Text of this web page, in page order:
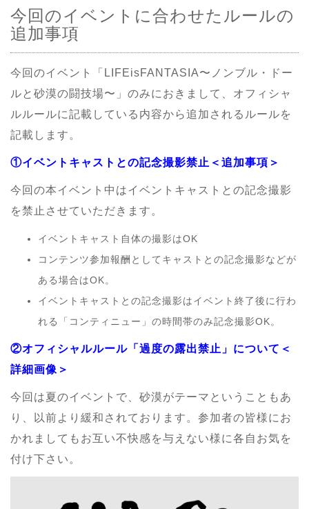
今回のイベントに合わせたルールの
追加事項
今回のイベント「LIFEisFANTASIA〜ノンブル・ドー
ルと砂漠の闘技場〜」のみにおきまして、オフィシャ
ルルールに記載している内容から追加されるルールを
記載します。
①イベントキャストとの記念撮影禁止＜追加事項＞
今回の本イベント中はイベントキャストとの記念撮影
を禁止させていただきます。
イベントキャスト自体の撮影はOK
コンテンツ参加報酬としてキャストとの記念撮影などが
ある場合はOK。
イベントキャストとの記念撮影はイベント終了後に行わ
れる「コンティニュー」の時間帯のみ記念撮影OK。
②オフィシャルルール「 過度の露出禁止」について＜
詳細画像＞
今回は夏のイベントで、砂漠がテーマということもあ
り、以前より緩和されております。参加者の皆様にお
かれましてもお互い不快感を与えない様に各自お気を
付け下さい。